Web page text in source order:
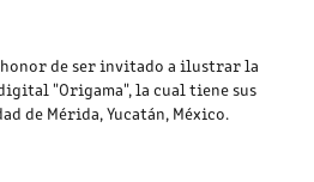
honor de ser invitado a ilustrar la
"Origama", la cual tiene sus
de Mérida, Yucatán, México.